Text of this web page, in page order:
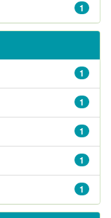
1
1
1
1
1
1